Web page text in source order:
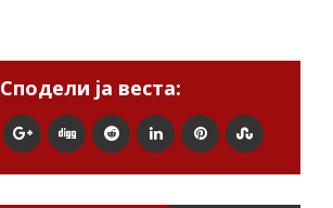
Сподели ја веста: